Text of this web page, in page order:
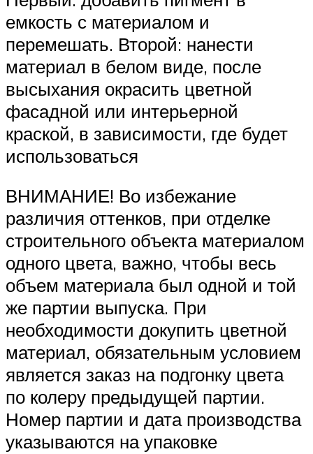
емкость с материалом и
перемешать. Второй: нанести
материал в белом виде, после
высыхания окрасить цветной
фасадной или интерьерной
краской, в зависимости, где будет
использоваться
ВНИМАНИЕ! Во избежание
различия оттенков, при отделке
строительного объекта материалом
одного цвета, важно, чтобы весь
объем материала был одной и той
же партии выпуска. При
необходимости докупить цветной
материал, обязательным условием
является заказ на подгонку цвета
по колеру предыдущей партии.
Номер партии и дата производства
указываются на упаковке